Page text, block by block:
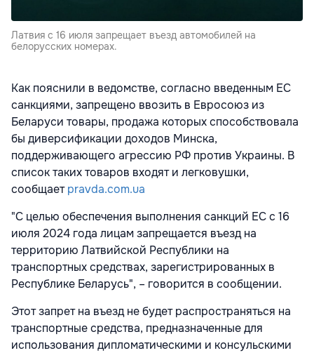
Латвия с 16 июля запрещает въезд автомобилей на
белорусских номерах.
Как пояснили в ведомстве, согласно введенным ЕС
санкциями, запрещено ввозить в Евросоюз из
Беларуси товары, продажа которых способствовала
бы диверсификации доходов Минска,
поддерживающего агрессию РФ против Украины. В
список таких товаров входят и легковушки,
сообщаетpravda.com.ua
"С целью обеспечения выполнения санкций ЕС с 16
июля 2024 года лицам запрещается въезд на
территорию Латвийской Республики на
транспортных средствах, зарегистрированных в
Республике Беларусь", – говорится в сообщении.
Этот запрет на въезд не будет распространяться на
транспортные средства, предназначенные для
использования дипломатическими и консульскими